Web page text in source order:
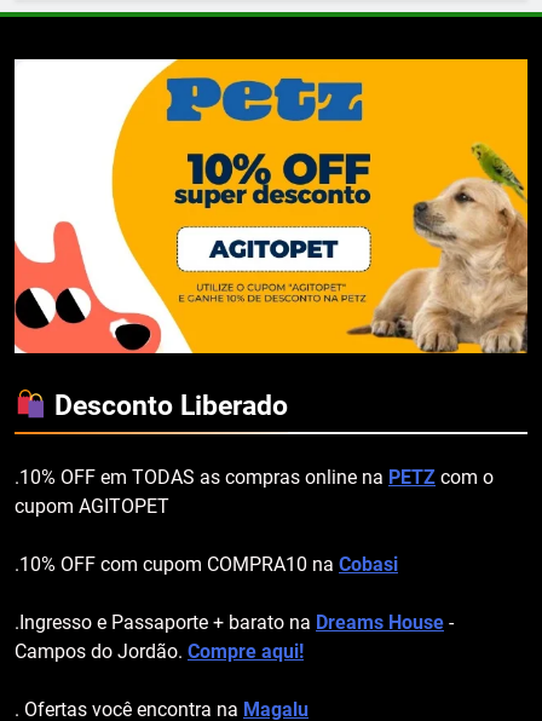
Desconto Liberado
.10% OFF em TODAS as compras online na PETZ com o
cupom AGITOPET
.10% OFF com cupom COMPRA10 na Cobasi
.Ingresso e Passaporte + barato na Dreams House -
Campos do Jordão. Compre aqui!
. Ofertas você encontra na Magalu